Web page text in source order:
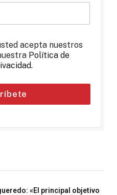
acepta nuestros
Política de
.
«El principal objetivo